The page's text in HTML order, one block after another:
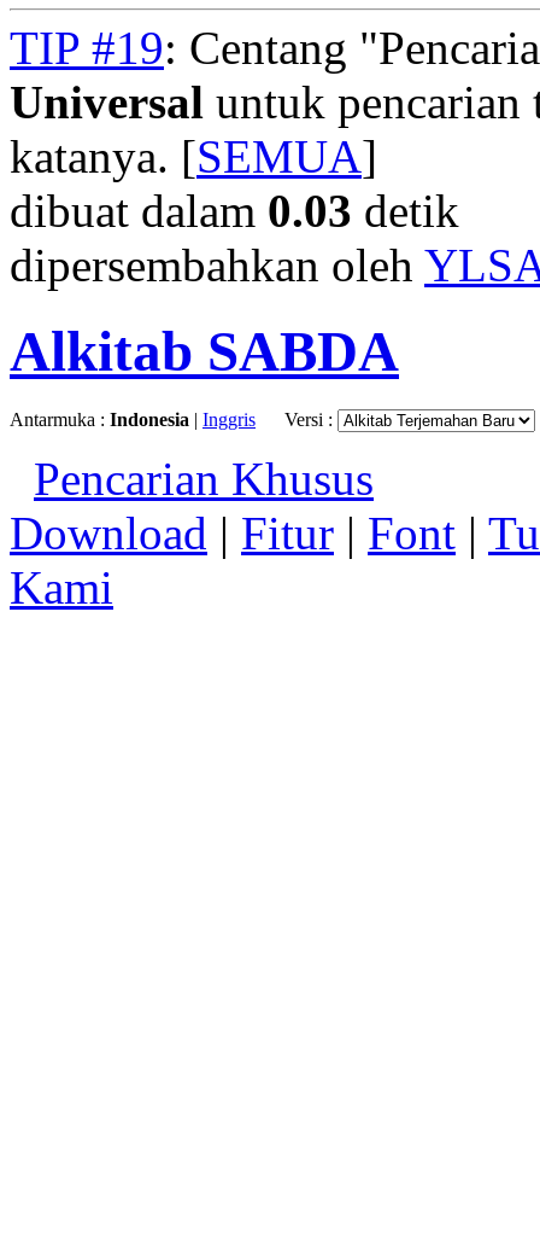
TIP #19: Centang
Universal untuk pencarian
katanya. [SEMUA]
dibuat dalam 0.03 detik
dipersembahkan oleh
Alkitab SABDA
Antarmuka : Indonesia | Inggris Versi :
Pencarian Khusus
Download | Fitur | Font |
Kami